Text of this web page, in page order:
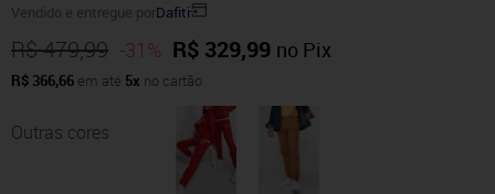
Vendido e entregue porDafiti
R$ 479,99 -31% R$ 329,99 no Pix
R$ 366,66 em até 5x no cartão
Outras cores